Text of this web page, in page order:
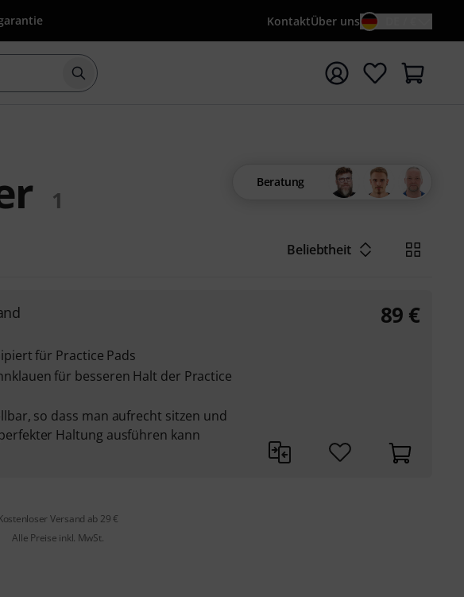
KontaktÜber uns
Suche mit Suchwort {searchTerm} starten
1
Beratung
Beliebtheit
für Practice Pads
für besseren Halt der Practice
so dass man aufrecht sitzen und
Haltung ausführen kann
89 €
Versand ab 29 €
Alle Preise inkl. MwSt.